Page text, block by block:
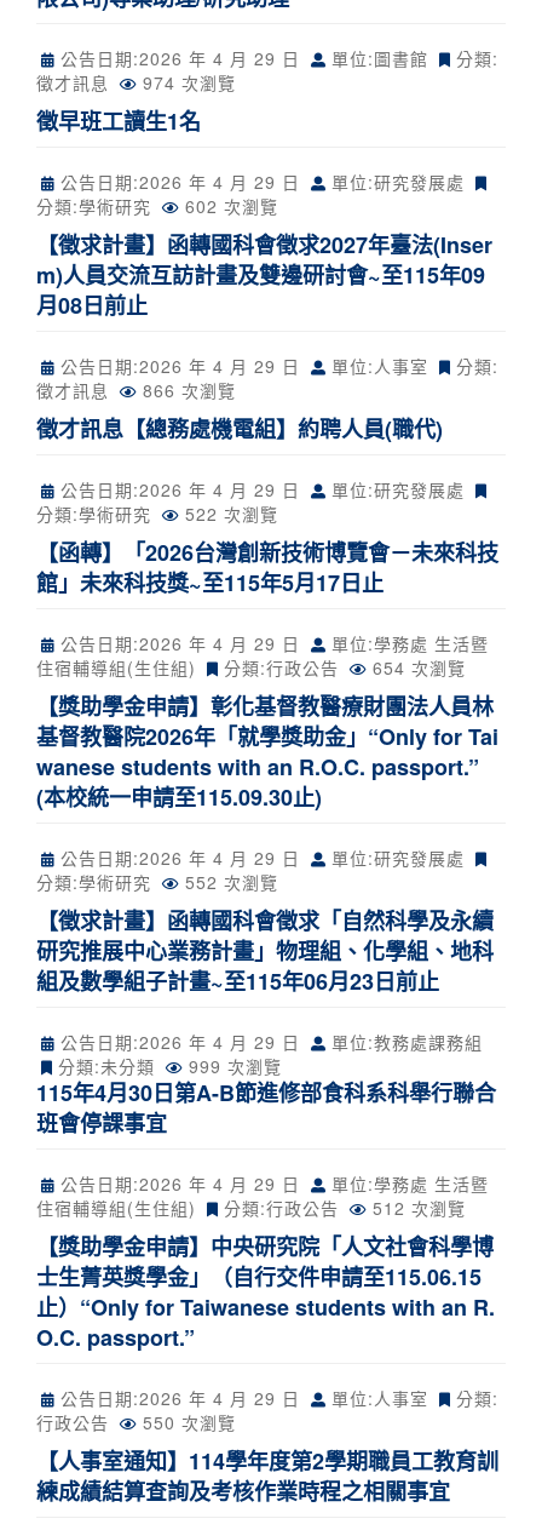
公告日期:2026 年 4 月 29 日 單位:圖書館
分類:
徵才訊息
974 次瀏覽
徵早班工讀生1名
公告日期:2026 年 4 月 29 日
單位:研究發展處
分類:學術研究 602 次瀏覽
【徵求計畫】函轉國科會徵求2027年臺法(Inser
m)人員交流互訪計畫及雙邊研討會~至115年09
月08日前止
公告日期:2026 年 4 月 29 日 單位:人事室
分類:
徵才訊息
866 次瀏覽
徵才訊息【總務處機電組】約聘人員(職代)
公告日期:2026 年 4 月 29 日
單位:研究發展處
分類:學術研究 522 次瀏覽
【函轉】「2026台灣創新技術博覽會－未來科技
館」未來科技獎~至115年5月17日止
公告日期:2026 年 4 月 29 日
單位:學務處 生活暨
住宿輔導組(生住組)
分類:行政公告 654 次瀏覽
【獎助學金申請】彰化基督教醫療財團法人員林
基督教醫院2026年「就學獎助金」“Only for Tai
wanese students with an R.O.C. passport.”
(本校統一申請至115.09.30止)
公告日期:2026 年 4 月 29 日
單位:研究發展處
分類:學術研究 552 次瀏覽
【徵求計畫】函轉國科會徵求「自然科學及永續
研究推展中心業務計畫」物理組、化學組、地科
組及數學組子計畫~至115年06月23日前止
公告日期:2026 年 4 月 29 日
單位:教務處課務組
分類:未分類
999 次瀏覽
115年4月30日第A-B節進修部食科系科舉行聯合
班會停課事宜
公告日期:2026 年 4 月 29 日
單位:學務處 生活暨
住宿輔導組(生住組)
分類:行政公告 512 次瀏覽
【獎助學金申請】中央研究院「人文社會科學博
士生菁英獎學金」（自行交件申請至115.06.15
止）“Only for Taiwanese students with an R.
O.C. passport.”
公告日期:2026 年 4 月 29 日 單位:人事室
分類:
行政公告
550 次瀏覽
【人事室通知】114學年度第2學期職員工教育訓
練成績結算查詢及考核作業時程之相關事宜